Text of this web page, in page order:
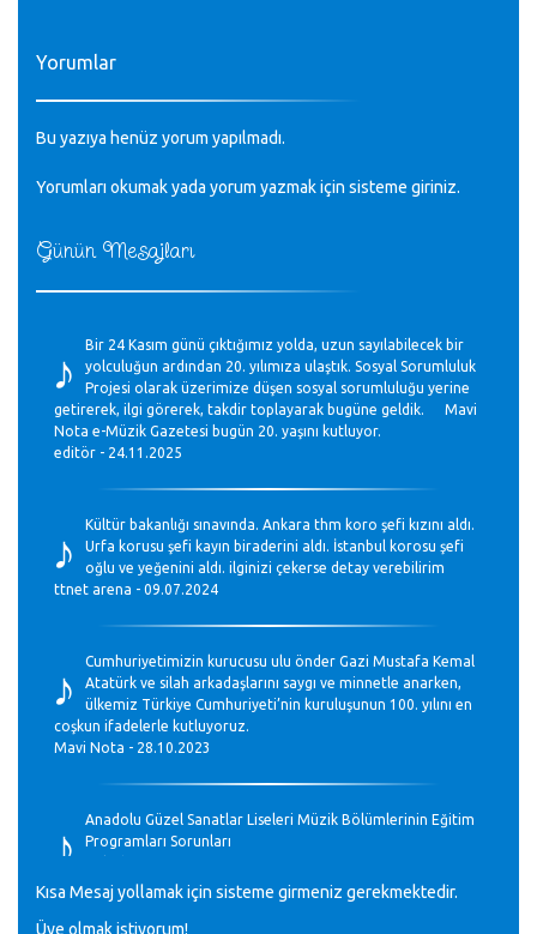
Günün Mesajları
♪
Bir 24 Kasım günü çıktığımız yolda, uzun sayılabilecek bir
yolculuğun ardından 20. yılımıza ulaştık. Sosyal Sorumluluk
Projesi olarak üzerimize düşen sosyal sorumluluğu yerine
getirerek, ilgi görerek, takdir toplayarak bugüne geldik. Mavi
Nota e-Müzik Gazetesi bugün 20. yaşını kutluyor.
editör - 24.11.2025
♪
Kültür bakanlığı sınavında. Ankara thm koro şefi kızını aldı.
Urfa korusu şefi kayın biraderini aldı. İstanbul korosu şefi
oğlu ve yeğenini aldı. ilginizi çekerse detay verebilirim
ttnet arena - 09.07.2024
♪
Cumhuriyetimizin kurucusu ulu önder Gazi Mustafa Kemal
Atatürk ve silah arkadaşlarını saygı ve minnetle anarken,
ülkemiz Türkiye Cumhuriyeti’nin kuruluşunun 100. yılını en
coşkun ifadelerle kutluyoruz.
Mavi Nota - 28.10.2023
♪
Anadolu Güzel Sanatlar Liseleri Müzik Bölümlerinin Eğitim
Programları Sorunları
Kısa Mesaj yollamak için sisteme girmeniz gerekmektedir.
Üye olmak istiyorum!
Yorumlar
Bu yazıya henüz yorum yapılmadı.
Yorumları okumak yada yorum yazmak için sisteme giriniz.